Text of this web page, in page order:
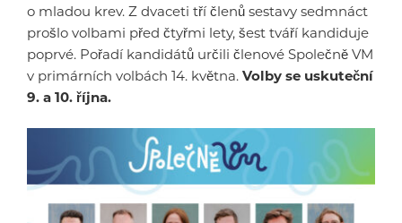
o mladou krev. Z dvaceti tří členů sestavy sedmnáct
prošlo volbami před čtyřmi lety, šest tváří kandiduje
poprvé. Pořadí kandidátů určili členové Společně VM
v primárních volbách 14. května. Volby se uskuteční
9. a 10. října.